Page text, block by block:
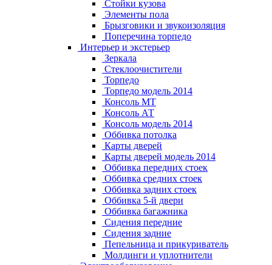
Стойки кузова
Элементы пола
Брызговики и звукоизоляция
Поперечина торпедо
Интерьер и экстерьер
Зеркала
Стеклоочистители
Торпедо
Торпедо модель 2014
Консоль МТ
Консоль АТ
Консоль модель 2014
Оббивка потолка
Карты дверей
Карты дверей модель 2014
Оббивка передних стоек
Оббивка средних стоек
Оббивка задних стоек
Оббивка 5-й двери
Оббивка багажника
Сидения передние
Сидения задние
Пепельница и прикуриватель
Молдинги и уплотнители